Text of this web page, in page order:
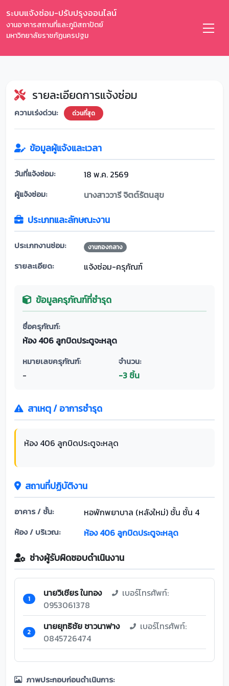
ระบบแจ้งซ่อม-ปรับปรุงออนไลน์
งานอาคารสถานที่และภูมิสถาปัตย์
มหาวิทยาลัยราชภัฏนครปฐม
รายละเอียดการแจ้งซ่อม
ความเร่งด่วน: ด่วนที่สุด
ข้อมูลผู้แจ้งและเวลา
วันที่แจ้งซ่อม: 18 พ.ค. 2569
ผู้แจ้งซ่อม: นางสาววารี จิตต์รัตนสุข
ประเภทและลักษณะงาน
ประเภทงานซ่อม: งานกองกลาง
รายละเอียด: แจ้งซ่อม-ครุภัณฑ์
ข้อมูลครุภัณฑ์ที่ชำรุด
ชื่อครุภัณฑ์:
ห้อง 406 ลูกบิดประตูจะหลุด
หมายเลขครุภัณฑ์:
-
จำนวน:
-3 ชิ้น
สาเหตุ / อาการชำรุด
ห้อง 406 ลูกบิดประตูจะหลุด
สถานที่ปฏิบัติงาน
อาคาร / ชั้น: หอพักพยาบาล (หลังใหม่) ชั้น ชั้น 4
ห้อง / บริเวณ: ห้อง 406 ลูกบิดประตูจะหลุด
ช่างผู้รับผิดชอบดำเนินงาน
1 นายวิเชียร ในทอง
เบอร์โทรศัพท์:
0953061378
2 นายยุทธิชัย ชาวนาฟาง
เบอร์โทรศัพท์:
0845726474
ภาพประกอบก่อนดำเนินการ: